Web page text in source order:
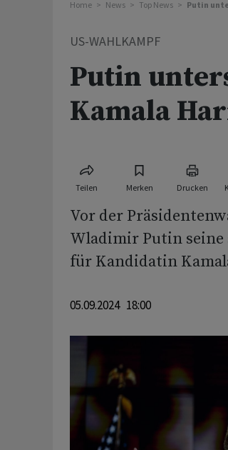
Home News Top News Putin
US-WAHLKAMPF
Putin
Kamala
Teilen Merken Drucken
Vor der
Wladimir Putin
für Kandidatin
05.09.2024 18:00